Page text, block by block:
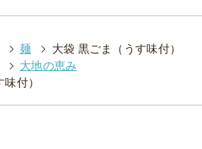
> 麺 >
大袋 黒ごま（うす味付）
> 大地の恵み
付）